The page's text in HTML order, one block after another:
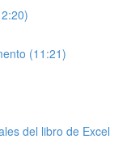
(11:21)
del libro de Excel